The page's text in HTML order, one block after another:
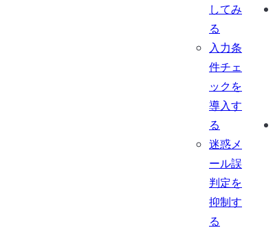
してみ
る
入力条
件チェ
ックを
導入す
る
迷惑メ
ール誤
判定を
抑制す
る